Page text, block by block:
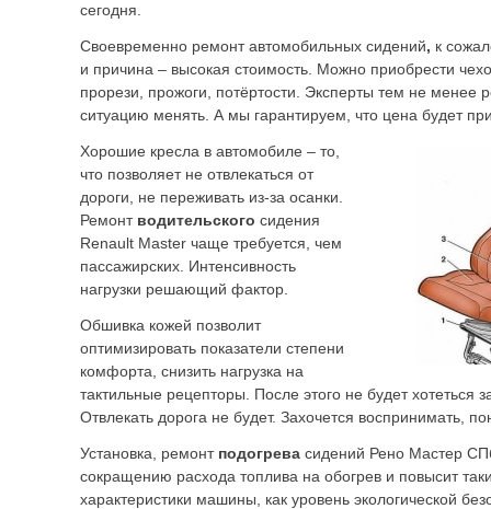
сегодня.
Своевременно ремонт автомобильных сидений, к
и причина – высокая стоимость. Можно приобрести
прорези, прожоги, потёртости. Эксперты тем не менее
ситуацию менять. А мы гарантируем, что цена будет
Хорошие кресла в автомобиле – то,
что позволяет не отвлекаться от
дороги, не переживать из-за осанки.
Ремонтводительского сидения
Renault Master чаще требуется, чем
пассажирских. Интенсивность
нагрузки решающий фактор.
Обшивка кожей позволит
оптимизировать показатели степени
комфорта, снизить нагрузка на
тактильные рецепторы. После этого не будет хотеться
Отвлекать дорога не будет. Захочется воспринимать,
Установка, ремонтподогрева сидений Рено Мастер
сокращению расхода топлива на обогрев и повысит
характеристики машины, как уровень экологической